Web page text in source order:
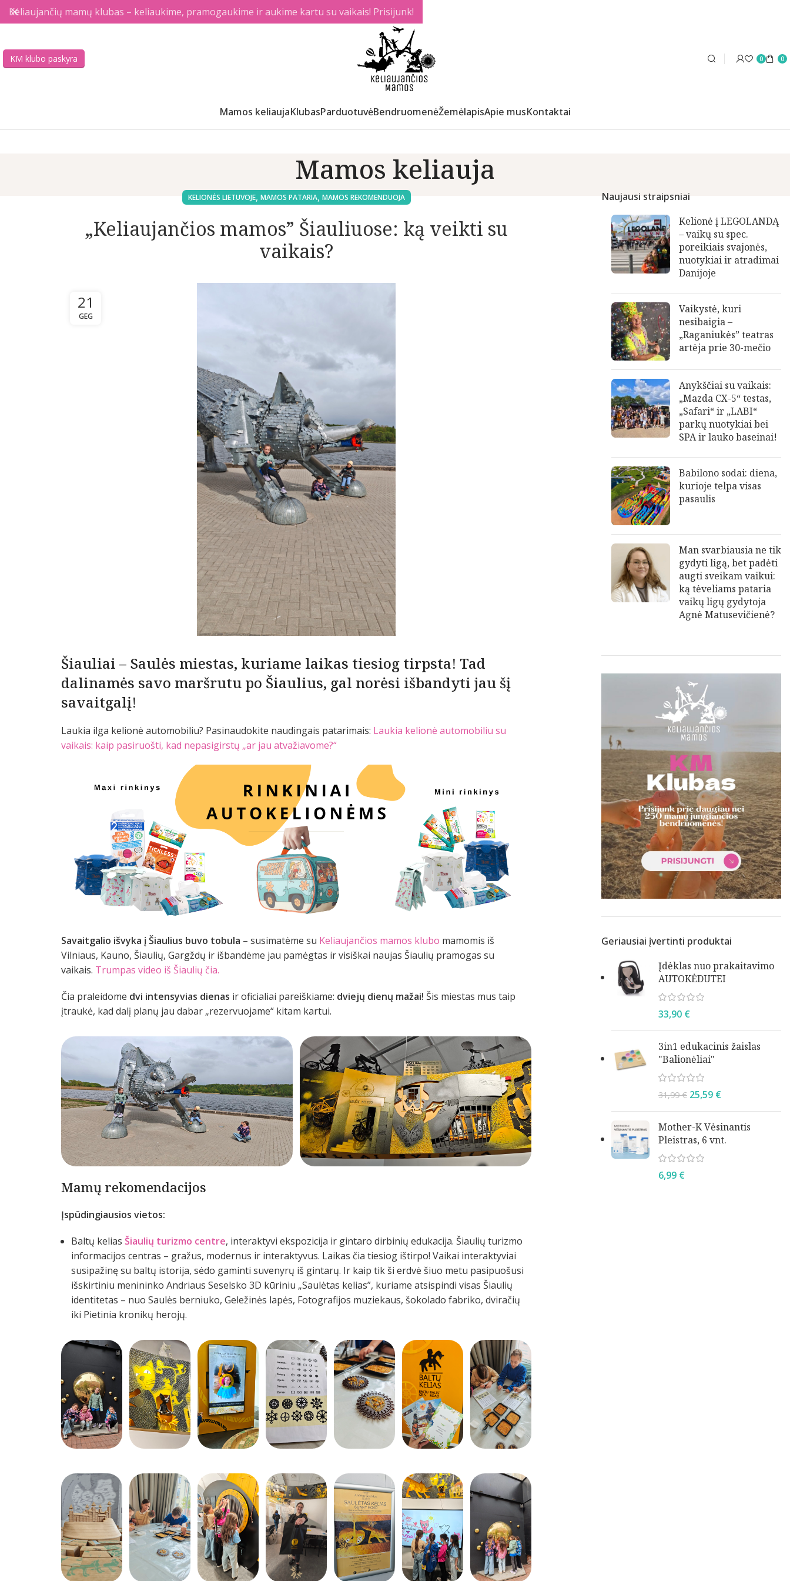
KM klubo paskyra 0 0
Mamos keliaujaKlubasParduotuvėBendruomenėŽemėlapisApie musKontaktai
Mamos keliauja
KELIONĖS LIETUVOJE, MAMOS PATARIA, MAMOS REKOMENDUOJA
„Keliaujančios mamos” Šiauliuose: ką veikti su
vaikais?
21
GEG
Šiauliai – Saulės miestas, kuriame laikas tiesiog tirpsta! Tad
dalinamės savo maršrutu po Šiaulius, gal norėsi išbandyti jau šį
savaitgalį!
Laukia ilga kelionė automobiliu? Pasinaudokite naudingais patarimais: Laukia kelionė automobiliu su
vaikais: kaip pasiruošti, kad nepasigirstų „ar jau atvažiavome?“
Savaitgalio išvyka į Šiaulius buvo tobula – susimatėme su Keliaujančios mamos klubo mamomis iš
Vilniaus, Kauno, Šiaulių, Gargždų ir išbandėme jau pamėgtas ir visiškai naujas Šiaulių pramogas su
vaikais. Trumpas video iš Šiaulių čia.
Čia praleidome dvi intensyvias dienas ir oficialiai pareiškiame: dviejų dienų mažai! Šis miestas mus taip
įtraukė, kad dalį planų jau dabar „rezervuojame“ kitam kartui.
Mamų rekomendacijos
Įspūdingiausios vietos:
Baltų kelias Šiaulių turizmo centre, interaktyvi ekspozicija ir gintaro dirbinių edukacija. Šiaulių turizmo
informacijos centras – gražus, modernus ir interaktyvus. Laikas čia tiesiog ištirpo! Vaikai interaktyviai
susipažinę su baltų istorija, sėdo gaminti suvenyrų iš gintarų. Ir kaip tik ši erdvė šiuo metu pasipuošusi
išskirtiniu menininko Andriaus Seselsko 3D kūriniu „Saulėtas kelias”, kuriame atsispindi visas Šiaulių
identitetas – nuo Saulės berniuko, Geležinės lapės, Fotografijos muziekaus, šokolado fabriko, dviračių
iki Pietinia kronikų herojų.
Naujausi straipsniai
Kelionė į LEGOLANDĄ
– vaikų su spec.
poreikiais svajonės,
nuotykiai ir atradimai
Danijoje
Vaikystė, kuri
nesibaigia –
„Raganiukės” teatras
artėja prie 30-mečio
Anykščiai su vaikais:
„Mazda CX-5“ testas,
„Safari“ ir „LABI“
parkų nuotykiai bei
SPA ir lauko baseinai!
Babilono sodai: diena,
kurioje telpa visas
pasaulis
Man svarbiausia ne tik
gydyti ligą, bet padėti
augti sveikam vaikui:
ką tėveliams pataria
vaikų ligų gydytoja
Agnė Matusevičienė?
Geriausiai įvertinti produktai
Įdėklas nuo prakaitavimo
AUTOKĖDUTEI
33,90 €
3in1 edukacinis žaislas
"Balionėliai"
31,99€ 25,59 €
Mother-K Vėsinantis
Pleistras, 6 vnt.
6,99 €
Keliaujančių mamų klubas – keliaukime, pramogaukime ir aukime kartu su vaikais! Prisijunk!